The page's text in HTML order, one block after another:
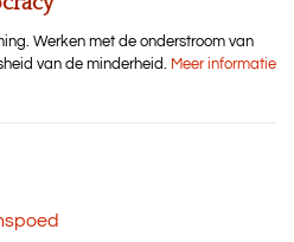
Werken met de onderstroom van
van de minderheid. Meer informatie